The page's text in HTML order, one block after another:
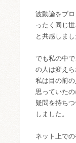
波動論をブ
ったく同じ世
と共感しまし
でも私の中
の人は変えら
私は目の前
思っていた
疑問を持ち
しました。
ネット上で